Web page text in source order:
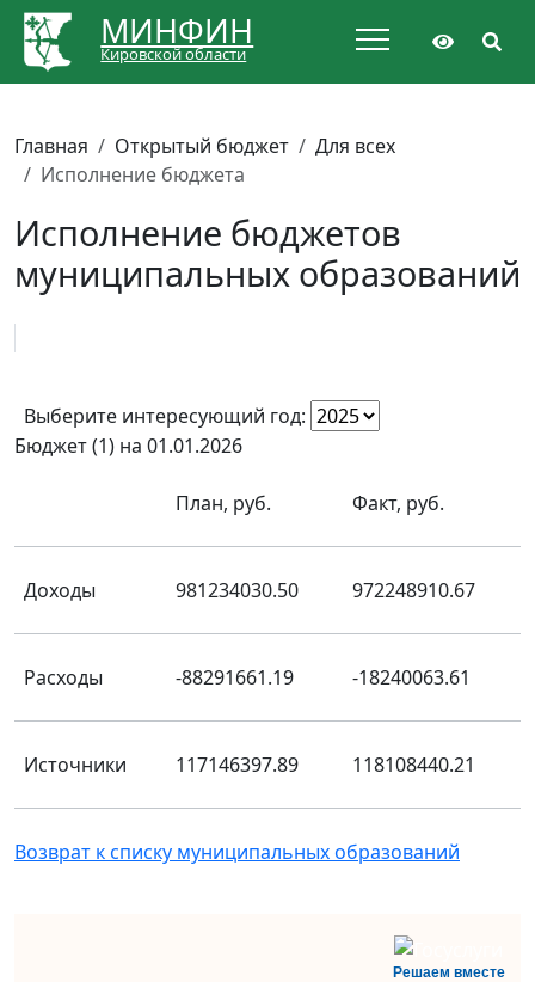
МИНФИН
Кировской области
Главная Открытый бюджет
Для всех
Исполнение бюджета
Исполнение бюджетов
муниципальных образований
Выберите интересующий год:
Бюджет (1) на 01.01.2026
План, руб. Факт, руб.
Доходы 981234030.50 972248910.67
Расходы -88291661.19 -18240063.61
Источники 117146397.89 118108440.21
Возврат к списку муниципальных образований
Решаем вместе